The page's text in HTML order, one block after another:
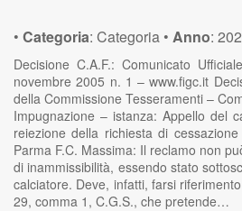
• Categoria: Categoria • Anno:
Decisione C.A.F.: Comunicato
novembre 2005 n. 1 – www.figc.it
della Commissione Tesseramenti –
Impugnazione – istanza: Appello del
reiezione della richiesta di
Parma F.C. Massima: Il reclamo non
di inammissibilità, essendo stato
calciatore. Deve, infatti, farsi
29, comma 1, C.G.S., che pretende…